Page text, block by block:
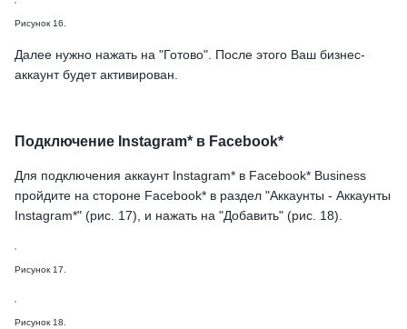
Рисунок 16.
Далее нужно нажать на "Готово". После этого Ваш бизнес-
аккаунт будет активирован.
Подключение Instagram* в Facebook*
Для подключения аккаунт Instagram* в Facebook* Business
пройдите на стороне Facebook* в раздел "Аккаунты - Аккаунты
Instagram*" (рис. 17), и нажать на "Добавить" (рис. 18).
Рисунок 17.
Рисунок 18.